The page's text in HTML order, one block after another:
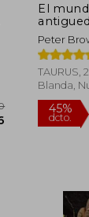
El
Peter
TAURUS,
Blanda,